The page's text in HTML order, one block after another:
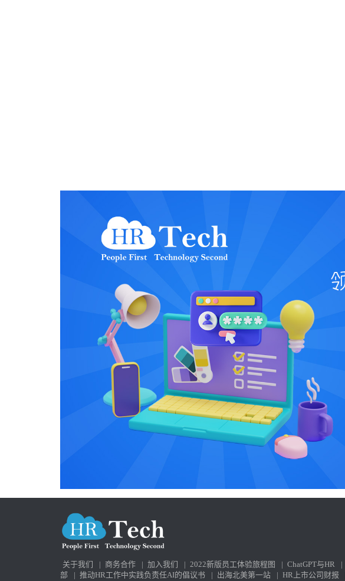
关于我们 | 商务合作 | 加入我们 | 2022新版员工体验旅程图 | ChatGPT与HR |
部
| 推动HR工作中实践负责任AI的倡议书 | 出海北美第一站 | HR上市公司财报